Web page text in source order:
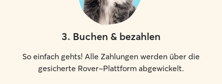
3. Buchen & bezahlen
So einfach gehts! Alle Zahlungen werden über die
gesicherte Rover-Plattform abgewickelt.